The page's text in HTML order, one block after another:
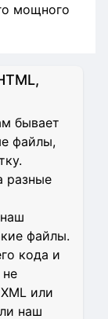
мощного
бывает
файлы,
разные
файлы.
кода и
или
наш